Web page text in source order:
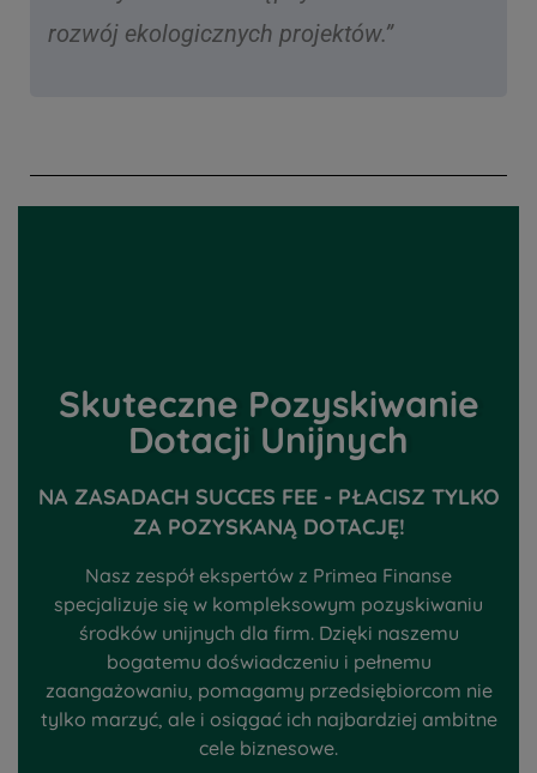
rozwój ekologicznych projektów.”
Skuteczne Pozyskiwanie
Dotacji Unijnych
NA ZASADACH SUCCES FEE - PŁACISZ TYLKO
ZA POZYSKANĄ DOTACJĘ!
Nasz zespół ekspertów z Primea Finanse
specjalizuje się w kompleksowym pozyskiwaniu
środków unijnych dla firm. Dzięki naszemu
bogatemu doświadczeniu i pełnemu
zaangażowaniu, pomagamy przedsiębiorcom nie
tylko marzyć, ale i osiągać ich najbardziej ambitne
cele biznesowe.